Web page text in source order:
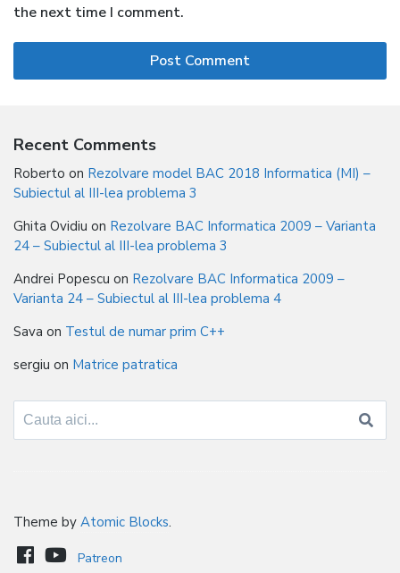
the next time I comment.
Recent Comments
Roberto on Rezolvare model BAC 2018 Informatica (MI) –
Subiectul al III-lea problema 3
Ghita Ovidiu on Rezolvare BAC Informatica 2009 – Varianta
24 – Subiectul al III-lea problema 3
Andrei Popescu on Rezolvare BAC Informatica 2009 –
Varianta 24 – Subiectul al III-lea problema 4
Sava on Testul de numar prim C++
sergiu on Matrice patratica
Search
for:
Theme by Atomic Blocks.
Patreon